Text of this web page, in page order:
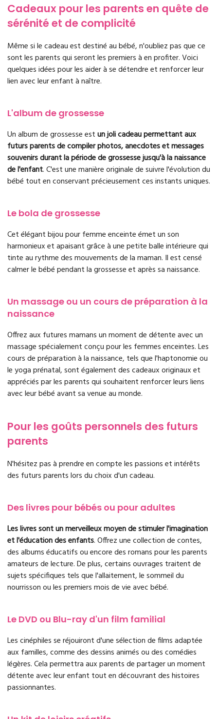
Cadeaux pour les parents en quête de
sérénité et de complicité
Même si le cadeau est destiné au bébé, n'oubliez pas que ce
sont les parents qui seront les premiers à en profiter. Voici
quelques idées pour les aider à se détendre et renforcer leur
lien avec leur enfant à naître.
L'album de grossesse
Un album de grossesse estun joli cadeau permettant aux
futurs parents de compiler photos, anecdotes et messages
souvenirs durant la période de grossesse jusqu'à la naissance
de l'enfant. C'est une manière originale de suivre l'évolution du
bébé tout en conservant précieusement ces instants uniques.
Le bola de grossesse
Cet élégant bijou pour femme enceinte émet un son
harmonieux et apaisant grâce à une petite balle intérieure qui
tinte au rythme des mouvements de la maman. Il est censé
calmer le bébé pendant la grossesse et après sa naissance.
Un massage ou un cours de préparation à la
naissance
Offrez aux futures mamans un moment de détente avec un
massage spécialement conçu pour les femmes enceintes. Les
cours de préparation à la naissance, tels que l'haptonomie ou
le yoga prénatal, sont également des cadeaux originaux et
appréciés par les parents qui souhaitent renforcer leurs liens
avec leur bébé avant sa venue au monde.
Pour les goûts personnels des futurs
parents
N'hésitez pas à prendre en compte les passions et intérêts
des futurs parents lors du choix d'un cadeau.
Des livres pour bébés ou pour adultes
Les livres sont un merveilleux moyen de stimuler l'imagination
et l'éducation des enfants. Offrez une collection de contes,
des albums éducatifs ou encore des romans pour les parents
amateurs de lecture. De plus, certains ouvrages traitent de
sujets spécifiques tels que l'allaitement, le sommeil du
nourrisson ou les premiers mois de vie avec bébé.
Le DVD ou Blu-ray d'un film familial
Les cinéphiles se réjouiront d'une sélection de films adaptée
aux familles, comme des dessins animés ou des comédies
légères. Cela permettra aux parents de partager un moment
détente avec leur enfant tout en découvrant des histoires
passionnantes.